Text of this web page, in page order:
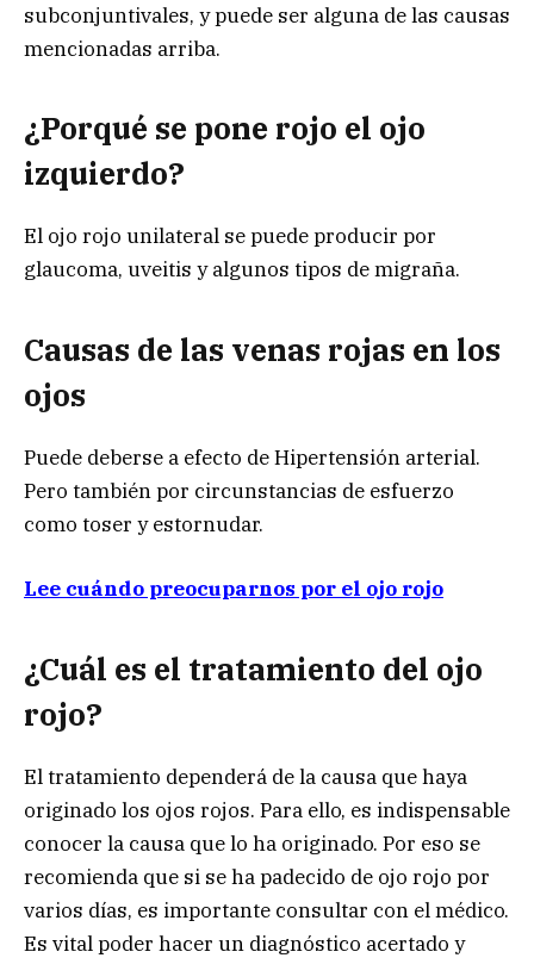
subconjuntivales, y puede ser alguna de las causas
mencionadas arriba.
¿Porqué se pone rojo el ojo
izquierdo?
El ojo rojo unilateral se puede producir por
glaucoma, uveitis y algunos tipos de migraña.
Causas de las venas rojas en los
ojos
Puede deberse a efecto de Hipertensión arterial.
Pero también por circunstancias de esfuerzo
como toser y estornudar.
Lee cuándo preocuparnos por el ojo rojo
¿Cuál es el tratamiento del ojo
rojo?
El tratamiento dependerá de la causa que haya
originado los ojos rojos. Para ello, es indispensable
conocer la causa que lo ha originado. Por eso se
recomienda que si se ha padecido de ojo rojo por
varios días, es importante consultar con el médico.
Es vital poder hacer un diagnóstico acertado y